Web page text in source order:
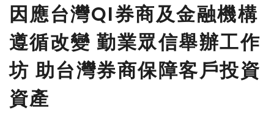
因應台灣QI券商及金融機構
遵循改變 勤業眾信舉辦工作
坊 助台灣券商保障客戶投資
資產